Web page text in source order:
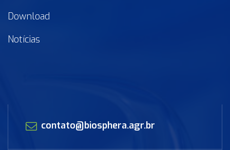
Download
Notícias
contato@biosphera.agr.br